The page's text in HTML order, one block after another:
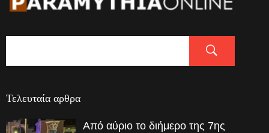
Τελευταία αρθρα
Από αύριο το διήμερο της 7ης